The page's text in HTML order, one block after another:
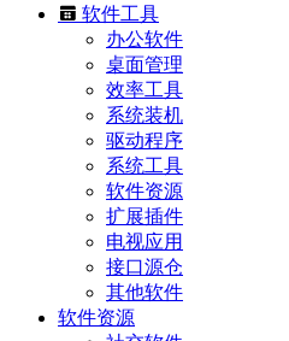
软件工具
办公软件
桌面管理
效率工具
系统装机
驱动程序
系统工具
软件资源
扩展插件
电视应用
接口源仓
其他软件
软件资源